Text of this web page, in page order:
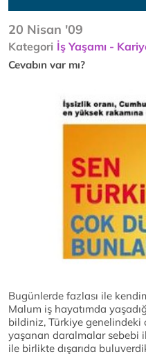
20 Nisan '09
Kategori İş Yaşamı -
Cevabın var mı?
Bugünlerde fazlası ile
Malum iş hayatımda
bildiniz, Türkiye
yaşanan daralmalar sebebi
ile birlikte dışarıda